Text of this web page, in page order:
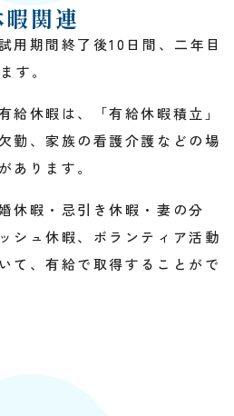
暇関連
用期間終了後10日間、二年目
す。
給休暇は、「有給休暇積立」
勤、家族の看護介護などの場
あります。
休暇・忌引き休暇・妻の分
シュ休暇、ボランティア活動
て、有給で取得することがで